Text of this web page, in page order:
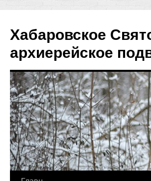
Хабаровское
архиерейское